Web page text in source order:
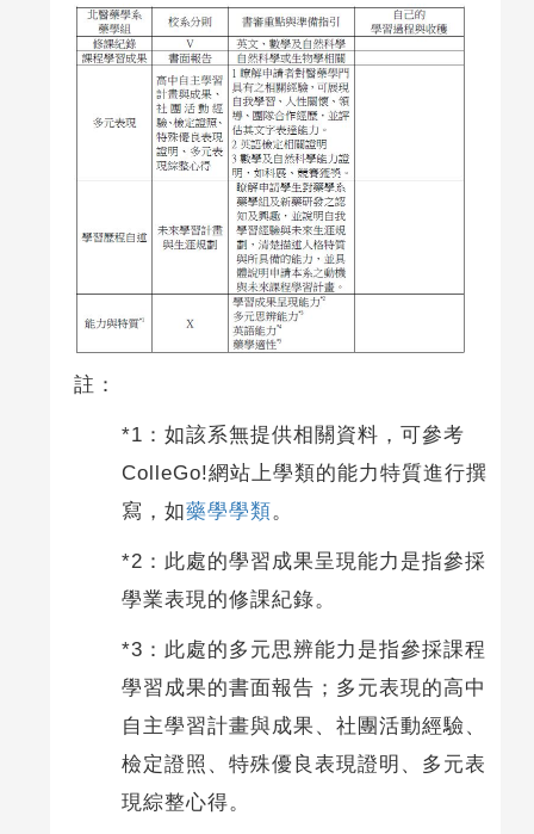
註：
*1：如該系無提供相關資料，可參考
ColleGo!網站上學類的能力特質進行撰
寫，如藥學學類。
*2：此處的學習成果呈現能力是指參採
學業表現的修課紀錄。
*3：此處的多元思辨能力是指參採課程
學習成果的書面報告；多元表現的高中
自主學習計畫與成果、社團活動經驗、
檢定證照、特殊優良表現證明、多元表
現綜整心得。